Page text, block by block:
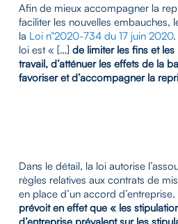
Afin de mieux accompagner la
faciliter les nouvelles embauches,
la Loi n°2020-734 du 17 juin 2020.
loi est « […] de limiter les fins et
travail, d’atténuer les effets de la
favoriser et d’accompagner la
Dans le détail, la loi autorise
règles relatives aux contrats de
en place d’un accord d’entreprise.
prévoit en effet que « les